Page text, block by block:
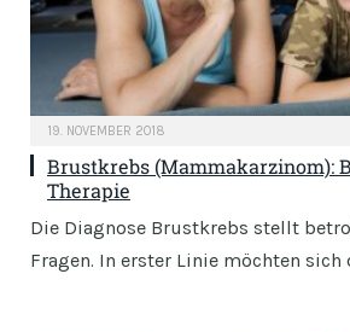
19. NOVEMBER 2018
Brustkrebs (Mammakarzinom):
Therapie
Die Diagnose Brustkrebs stellt
Fragen. In erster Linie möchten